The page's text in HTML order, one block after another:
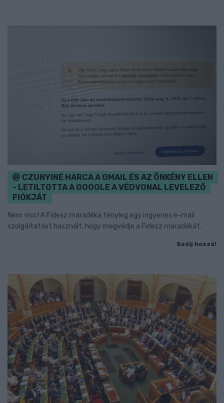
CZUNYINÉ HARCA A GMAIL ÉS AZ ÖNKÉNY ELLEN
- LETILTOTTA A GOOGLE A VÉDVONAL LEVELEZŐ
FIÓKJÁT
Nem vicc! A Fidesz maradéka tényleg egy ingyenes e-mail
szolgáltatást használt, hogy megvédje a Fidesz maradékát.
Szólj hozzá!